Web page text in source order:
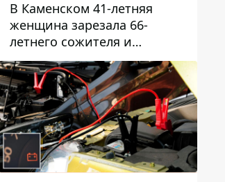
В Каменском 41-летняя
женщина зарезала 66-
летнего сожителя и
пыталась обмануть
полицейских